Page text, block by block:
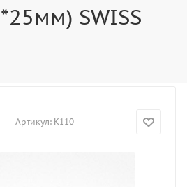
SWISS
Артикул: K110